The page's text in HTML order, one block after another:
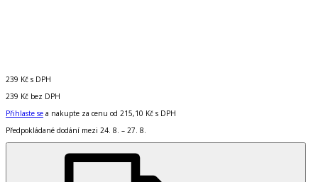
239 Kč s DPH
239 Kč bez DPH
Přihlaste se a nakupte za cenu od 215,10 Kč s DPH
Předpokládané dodání mezi 24. 8. – 27. 8.